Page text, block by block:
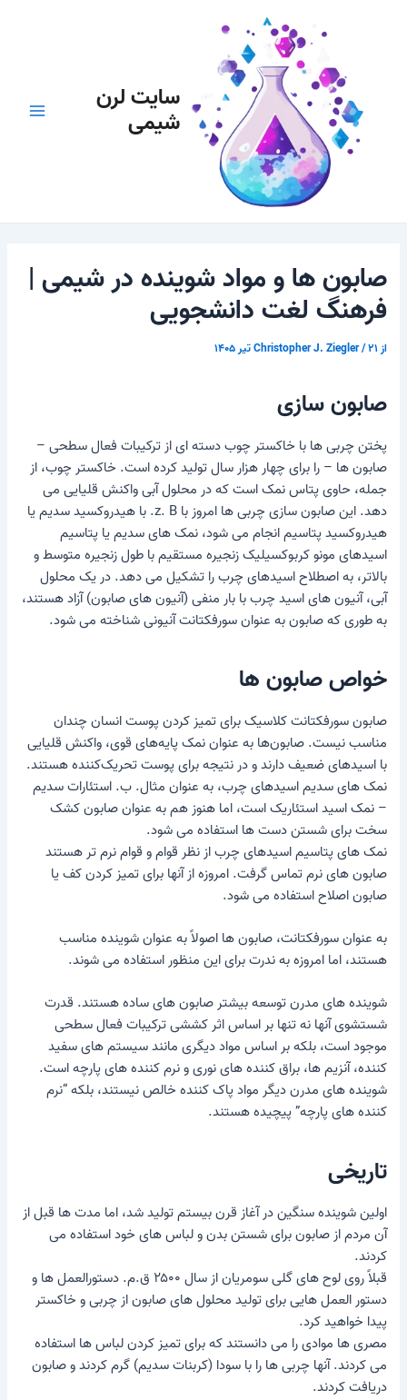
سایت لرن
شیمی
صابون ها و مواد شوینده در شیمی |
فرهنگ لغت دانشجویی
از Christopher J. Ziegler/۲۱ تیر ۱۴۰۵
صابون سازی
پختن چربی ها با خاکستر چوب دسته ای از ترکیبات فعال سطحی –
صابون ها – را برای چهار هزار سال تولید کرده است. خاکستر چوب، از
جمله، حاوی پتاس نمک است که در محلول آبی واکنش قلیایی می
دهد.اینصابون سازی چربی ها
امروز با z. B. با هیدروکسید سدیم یا
هیدروکسید پتاسیم انجام می شود، نمک های سدیم یا پتاسیم
اسیدهای مونو کربوکسیلیک زنجیره مستقیم با طول زنجیره متوسط ​​و
بالاتر، به اصطلاح اسیدهای چرب را تشکیل می دهد. در یک محلول
آبی، آنیون های اسید چرب با بار منفی (آنیون های صابون) آزاد هستند،
به طوری که صابون به عنوان سورفکتانت آنیونی شناخته می شود.
خواص صابون ها
صابون سورفکتانت کلاسیک برای تمیز کردن پوست انسان چندان
مناسب نیست. صابون‌ها به عنوان نمک پایه‌های قوی، واکنش قلیایی
با اسیدهای ضعیف دارند و در نتیجه برای پوست تحریک‌کننده هستند.
نمک های سدیم اسیدهای چرب، به عنوان مثال. ب. استئارات سدیم
– نمک اسید استئاریک است، اما هنوز هم به عنوان صابون کشک
سخت برای شستن دست ها استفاده می شود.
نمک های پتاسیم اسیدهای چرب از نظر قوام و قوام نرم تر هستند
صابون های نرمتماس گرفت. امروزه از آنها برای تمیز کردن کف یا
صابون اصلاح استفاده می شود.
به عنوان سورفکتانت، صابون ها اصولاً به عنوان شوینده مناسب
هستند، اما امروزه به ندرت برای این منظور استفاده می شوند.
شوینده های مدرن توسعه بیشتر صابون های ساده هستند. قدرت
شستشوی آنها نه تنها بر اساس اثر کششی ترکیبات فعال سطحی
موجود است، بلکه بر اساس مواد دیگری مانند سیستم های سفید
کننده، آنزیم ها، براق کننده های نوری و نرم کننده های پارچه است.
شوینده های مدرن دیگر مواد پاک کننده خالص نیستند، بلکه “نرم
کننده های پارچه” پیچیده هستند.
تاریخی
اولین شوینده سنگین در آغاز قرن بیستم تولید شد، اما مدت ها قبل از
آن مردم از صابون برای شستن بدن و لباس های خود استفاده می
کردند.
قبلاً روی لوح های گلی سومریان از سال ۲۵۰۰ ق.م. دستورالعمل ها و
دستور العمل هایی برای تولید محلول های صابون از چربی و خاکستر
پیدا خواهید کرد.
مصری ها موادی را می دانستند که برای تمیز کردن لباس ها استفاده
می کردند. آنها چربی ها را با سودا (کربنات سدیم) گرم کردند و صابون
دریافت کردند.